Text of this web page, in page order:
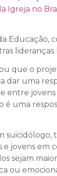
Igreja no
Educação,
lideranças
que o
dar uma
jovens
é uma
suicidólogo,
e jovens em
sejam
ou